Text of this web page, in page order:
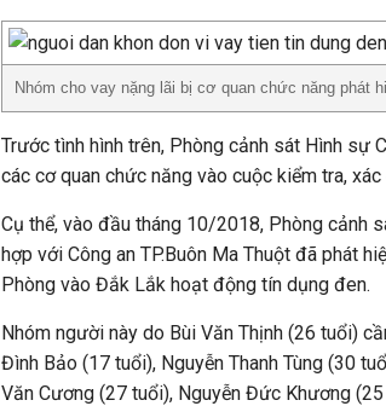
Nhóm cho vay nặng lãi bị cơ quan chức năng phát
Trước tình hình trên, Phòng cảnh sát Hình sự
các cơ quan chức năng vào cuộc kiểm tra,
Cụ thể, vào đầu tháng 10/2018, Phòng cảnh
hợp với Công an TP.Buôn Ma Thuột đã phát
Phòng vào Đắk Lắk hoạt động tín dụng đen.
Nhóm người này do Bùi Văn Thịnh (26 tuổi)
Đình Bảo (17 tuổi), Nguyễn Thanh Tùng (30
Văn Cương (27 tuổi), Nguyễn Đức Khương